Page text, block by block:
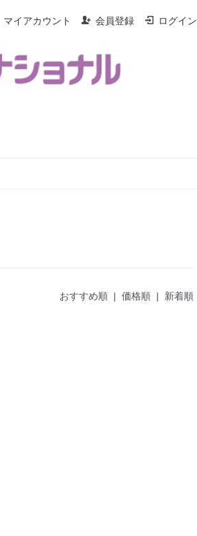
マイアカウント 会員登録 ログイン
おすすめ順 | 価格順 | 新着順